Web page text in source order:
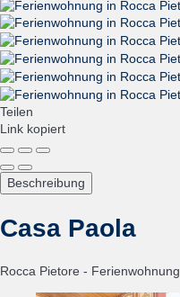
Teilen
Link kopiert
Beschreibung
Casa Paola
Rocca Pietore - Ferienwohnung